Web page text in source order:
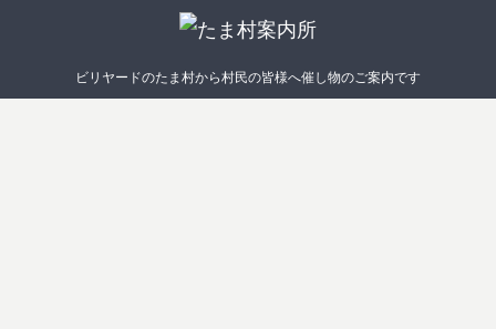
ビリヤードのたま村から村民の皆様へ催し物のご案内です